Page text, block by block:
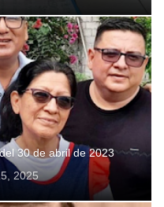
30 de abril de 2023
2025